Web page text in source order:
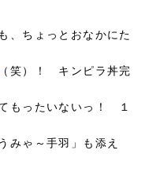
、ちょっとおなかにた
（笑）！ キンピラ丼完
もったいないっ！ １
みゃ～手羽」も添え